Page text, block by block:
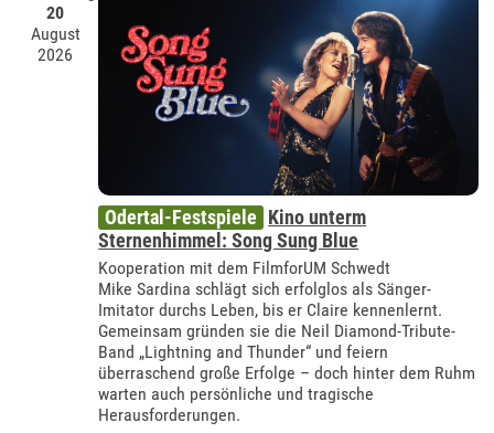
20
August
2026
Odertal-Festspiele Kino unterm
Sternenhimmel: Song Sung Blue
Kooperation mit dem FilmforUM Schwedt
Mike Sardina schlägt sich erfolglos als Sänger-
Imitator durchs Leben, bis er Claire kennenlernt.
Gemeinsam gründen sie die Neil Diamond-Tribute-
Band „Lightning and Thunder“ und feiern
überraschend große Erfolge – doch hinter dem Ruhm
warten auch persönliche und tragische
Herausforderungen.